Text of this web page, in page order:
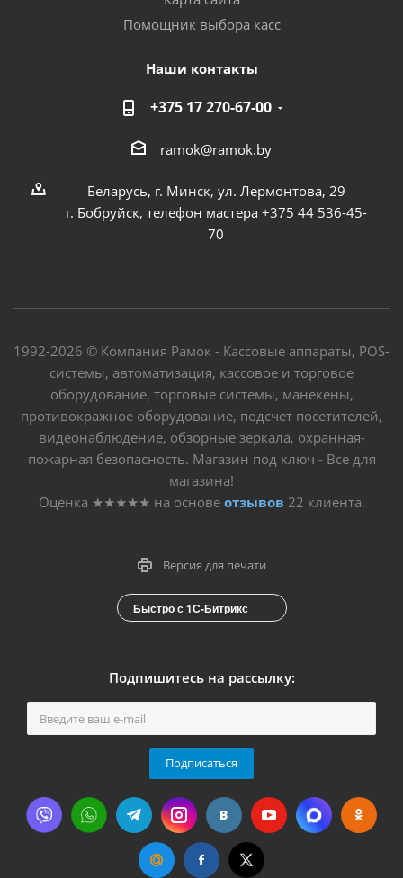
Помощник выбора касс
Наши контакты
+375 17 270-67-00
ramok@ramok.by
Беларусь, г. Минск, ул. Лермонтова, 29
г. Бобруйск, телефон мастера +375 44 536-45-
70
1992-2026 © Компания Рамок - Кассовые аппараты, POS-
системы, автоматизация, кассовое и торговое
оборудование, торговые системы, манекены,
противокражное оборудование, подсчет посетителей,
видеонаблюдение, обзорные зеркала, охранная-
пожарная безопасность. Магазин под ключ - Все для
магазина!
Оценка ★★★★★ на основе отзывов 22 клиента.
Версия для печати
Быстро с 1С-Битрикс
Подпишитесь на рассылку:
Подписаться